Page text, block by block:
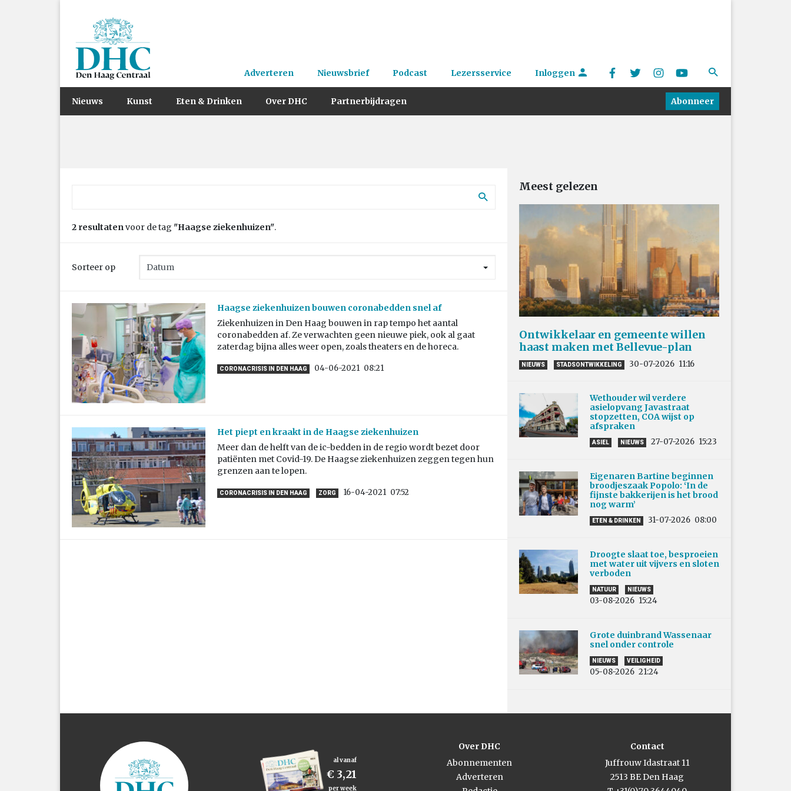
Adverteren Nieuwsbrief Podcast Lezersservice Inloggen
Nieuws Kunst Eten & Drinken Over DHC Partnerbijdragen Abonneer
2 resultatenvoor de tag "Haagse ziekenhuizen".
Sorteer op
Haagse ziekenhuizen bouwen coronabedden snel af
Ziekenhuizen in Den Haag bouwen in rap tempo het aantal
coronabedden af. Ze verwachten geen nieuwe piek, ook al gaat
zaterdag bijna alles weer open, zoals theaters en de horeca.
CORONACRISIS IN DEN HAAG 04-06-2021 08:21
Het piept en kraakt in de Haagse ziekenhuizen
Meer dan de helft van de ic-bedden in de regio wordt bezet door
patiënten met Covid-19. De Haagse ziekenhuizen zeggen tegen hun
grenzen aan te lopen.
CORONACRISIS IN DEN HAAG ZORG 16-04-2021 07:52
Meest gelezen
Ontwikkelaar en gemeente willen
haast maken met Bellevue-plan
NIEUWS STADSONTWIKKELING 30-07-2026 11:16
Wethouder wil verdere
asielopvang Javastraat
stopzetten, COA wijst op
afspraken
ASIEL NIEUWS 27-07-2026 15:23
Eigenaren Bartine beginnen
broodjeszaak Popolo: ‘In de
fijnste bakkerijen is het brood
nog warm’
ETEN & DRINKEN 31-07-2026 08:00
Droogte slaat toe, besproeien
met water uit vijvers en sloten
verboden
NATUUR NIEUWS
03-08-2026 15:24
Grote duinbrand Wassenaar
snel onder controle
NIEUWS VEILIGHEID
05-08-2026 21:24
al vanaf
€ 3,21
per week
Over DHC
Abonnementen
Adverteren
Contact
Juffrouw Idastraat 11
2513 BE Den Haag